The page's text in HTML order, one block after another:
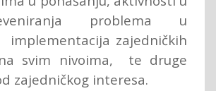
problema u
implementacija zajedničkih
svim nivoima, te druge
zajedničkog interesa.